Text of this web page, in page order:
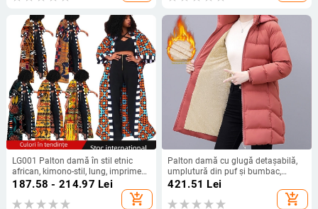
LG001 Palton damă în stil etnic
african, kimono-stil, lung, imprimeu
geometric, subțire, croială lejeră,
mâneci raglan, fără guler, poliester-
spandex
187.58 - 214.97 Lei
add_shopping_cart
Palton damă cu glugă detașabilă,
umplutură din puf și bumbac,
lungime medie, căptușeală din
fleece, cald și confortabil, stil
casual.
421.51 Lei
add_shopping_cart